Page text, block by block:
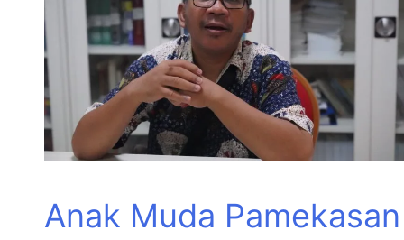
Anak Muda Pamekasan